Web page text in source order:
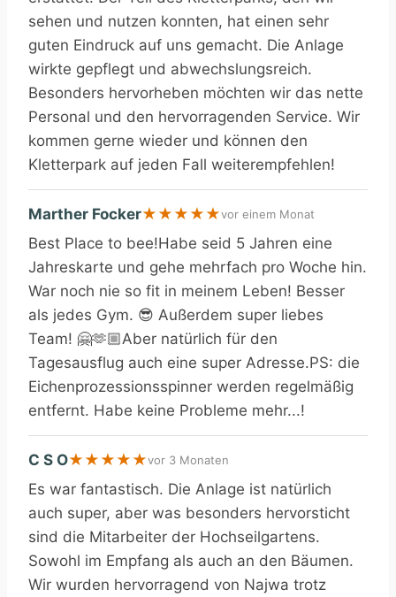
sehen und nutzen konnten, hat einen sehr
guten Eindruck auf uns gemacht. Die Anlage
wirkte gepflegt und abwechslungsreich.
Besonders hervorheben möchten wir das nette
Personal und den hervorragenden Service. Wir
kommen gerne wieder und können den
Kletterpark auf jeden Fall weiterempfehlen!
Marther Focker★ ★ ★ ★ ★vor einem Monat
Best Place to bee!Habe seid 5 Jahren eine
Jahreskarte und gehe mehrfach pro Woche hin.
War noch nie so fit in meinem Leben! Besser
als jedes Gym. 😎 Außerdem super liebes
Team! 🤗🫶🏼Aber natürlich für den
Tagesausflug auch eine super Adresse.PS: die
Eichenprozessionsspinner werden regelmäßig
entfernt. Habe keine Probleme mehr...!
C S O★ ★ ★ ★ ★vor 3 Monaten
Es war fantastisch. Die Anlage ist natürlich
auch super, aber was besonders hervorsticht
sind die Mitarbeiter der Hochseilgartens.
Sowohl im Empfang als auch an den Bäumen.
Wir wurden hervorragend von Najwa trotz